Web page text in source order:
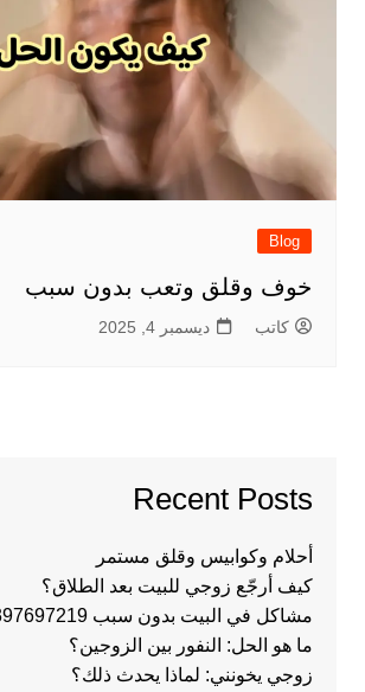
Blog
خوف وقلق وتعب بدون سبب
كاتب ديسمبر 4, 2025
Recent Posts
أحلام وكوابيس وقلق مستمر
كيف أرجّع زوجي للبيت بعد الطلاق؟
مشاكل في البيت بدون سبب 00905397697219
ما هو الحل: النفور بين الزوجين؟
زوجي يخونني: لماذا يحدث ذلك؟